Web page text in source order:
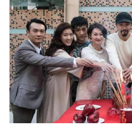
l
i
z
i
n
g
3
摘要与附加信息
附加信息 [Processed Page
Metadata]